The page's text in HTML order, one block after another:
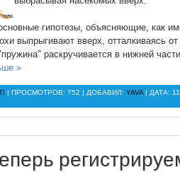
гипотезы, объясняющие, как
выпрыгивают вверх, отталкиваясь
раскручивается в нижней
»
| ПРОСМОТРОВ: 752 | ДОБАВИЛ: YAVA | ДАТА: